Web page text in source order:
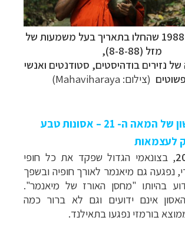
המהומות של 1988 שהחלו בתאריך בעל משמעות של
מזל (8-8-88),
נזירים בודהיסטים, סטודנטים ואנשי
(צילום: Mahaviharaya)
העשור הראשון של המאה ה- 21 – אסונות טבע
לעצמאות
, בצונאמי הגדול שפקד את כל חופי
נפגעה גם מיאנמר לאורךחופיה ובשפך
בהיותו "מחסן האורז של מיאנמר".
אינם ידועים וגם לא ברור כמה
בורמזי נפגעו בתאילנד.